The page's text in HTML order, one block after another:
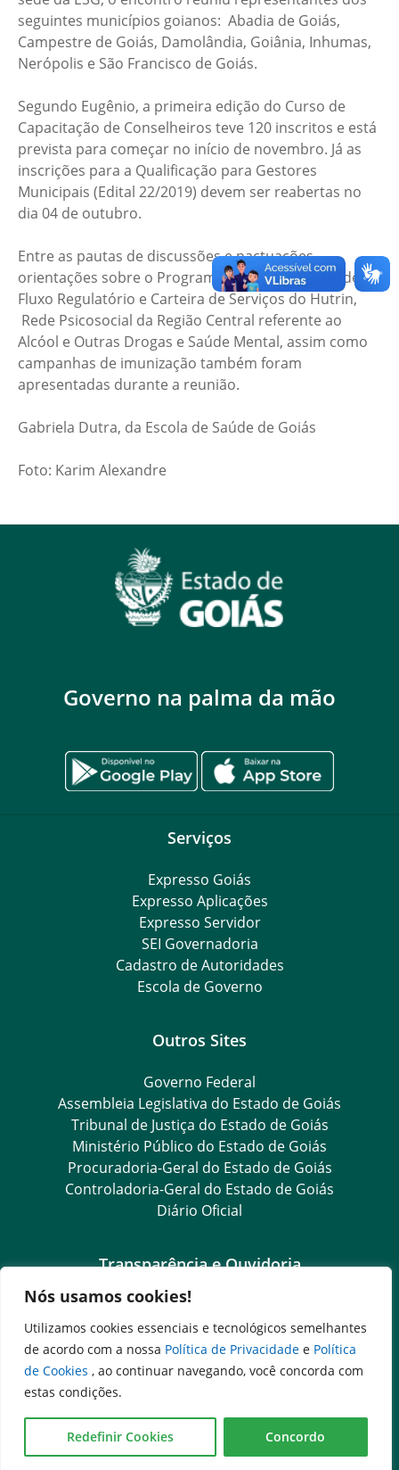
Nós usamos cookies!
Utilizamos cookies essenciais e tecnológicos semelhantes
de acordo com a nossa Política de Privacidade e Política
de Cookies , ao continuar navegando, você concorda com
estas condições.
Redefinir Cookies Concordo
seguintes municípios goianos: Abadia de Goiás,
Campestre de Goiás, Damolândia, Goiânia, Inhumas,
Nerópolis e São Francisco de Goiás.
Segundo Eugênio, a primeira edição do Curso de
Capacitação de Conselheiros teve 120 inscritos e está
prevista para começar no início de novembro. Já as
inscrições para a Qualificação para Gestores
Municipais (Edital 22/2019) devem ser reabertas no
dia 04 de outubro.
Entre as pautas de discussões e pactuações,
orientações sobre o Programa Academia da Saúde,
Fluxo Regulatório e Carteira de Serviços do Hutrin,
Rede Psicosocial da Região Central referente ao
Alcóol e Outras Drogas e Saúde Mental, assim como
campanhas de imunização também foram
apresentadas durante a reunião.
Gabriela Dutra, da Escola de Saúde de Goiás
Foto: Karim Alexandre
Governo na palma da mão
Serviços
Expresso Goiás
Expresso Aplicações
Expresso Servidor
SEI Governadoria
Cadastro de Autoridades
Escola de Governo
Outros Sites
Governo Federal
Assembleia Legislativa do Estado de Goiás
Tribunal de Justiça do Estado de Goiás
Ministério Público do Estado de Goiás
Procuradoria-Geral do Estado de Goiás
Controladoria-Geral do Estado de Goiás
Diário Oficial
Transparência e Ouvidoria
Goiás Transparência
Dados Abertos Goiás
Ouvidoria Setorial
Ouvidoria Geral
SIC – Serviço de Informação ao Cidadão
e-SIC – Serviço Eletrônico de Informação ao Cidadão
Acesso às Informações das Organizações Sociais